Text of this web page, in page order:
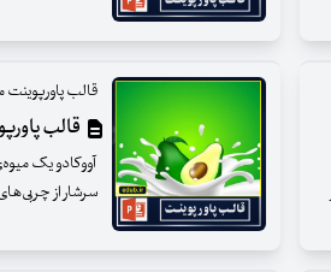
قالب پاورپوینت
قالب
آووکادو یک
سرشار از